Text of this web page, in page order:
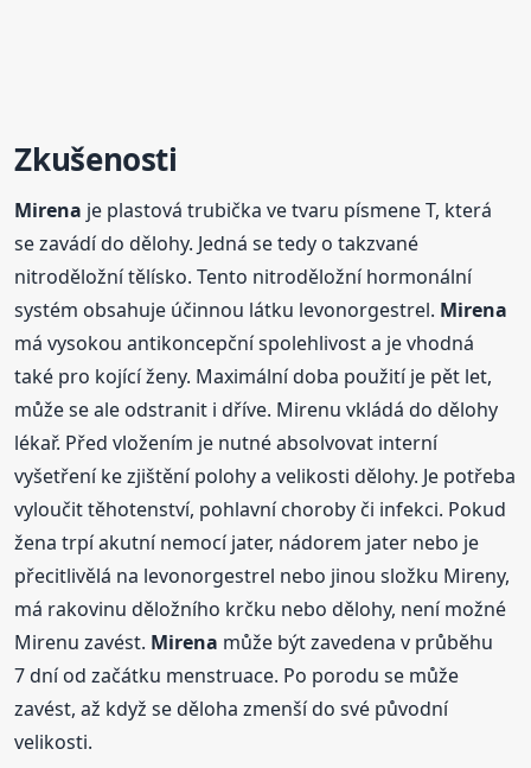
Zkušenosti
Mirena je plastová trubička ve tvaru písmene T, která
se zavádí do dělohy. Jedná se tedy o takzvané
nitroděložní tělísko. Tento nitroděložní hormonální
systém obsahuje účinnou látku levonorgestrel. Mirena
má vysokou antikoncepční spolehlivost a je vhodná
také pro kojící ženy. Maximální doba použití je pět let,
může se ale odstranit i dříve. Mirenu vkládá do dělohy
lékař. Před vložením je nutné absolvovat interní
vyšetření ke zjištění polohy a velikosti dělohy. Je potřeba
vyloučit těhotenství, pohlavní choroby či infekci. Pokud
žena trpí akutní nemocí jater, nádorem jater nebo je
přecitlivělá na levonorgestrel nebo jinou složku Mireny,
má rakovinu děložního krčku nebo dělohy, není možné
Mirenu zavést. Mirena může být zavedena v průběhu
7 dní od začátku menstruace. Po porodu se může
zavést, až když se děloha zmenší do své původní
velikosti.